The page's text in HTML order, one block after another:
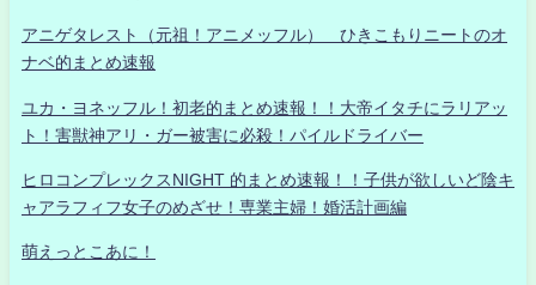
アニゲタレスト（元祖！アニメッフル） ひきこもりニートのオ
ナベ的まとめ速報
ユカ・ヨネッフル！初老的まとめ速報！！大帝イタチにラリアッ
ト！害獣神アリ・ガー被害に必殺！パイルドライバー
ヒロコンプレックスNIGHT 的まとめ速報！！子供が欲しいど陰キ
ャアラフィフ女子のめざせ！専業主婦！婚活計画編
萌えっとこあに！